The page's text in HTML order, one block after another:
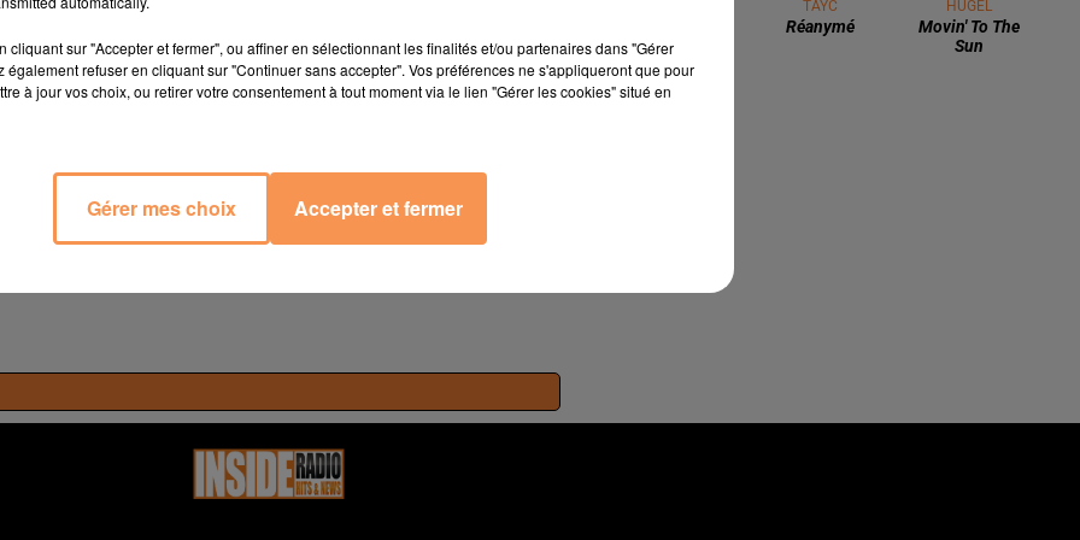
9h à 12h et de 14h à 19h, au 05 59 84 02 16 (tapez 1 pour
TAYC
Réanymé
HUGEL
Movin' To The
Sun
cliquant sur "Accepter et fermer", ou affiner en sélectionnant les finalités et/ou partenaires dans "Gérer
également refuser en cliquant sur "Continuer sans accepter". Vos préférences ne s'appliqueront que pour
à jour vos choix, ou retirer votre consentement à tout moment via le lien "Gérer les cookies" situé en
Gérer mes choix Accepter et fermer